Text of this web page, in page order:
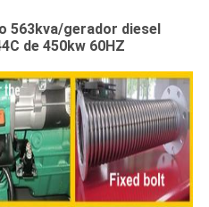
563kva/gerador diesel
de 450kw 60HZ